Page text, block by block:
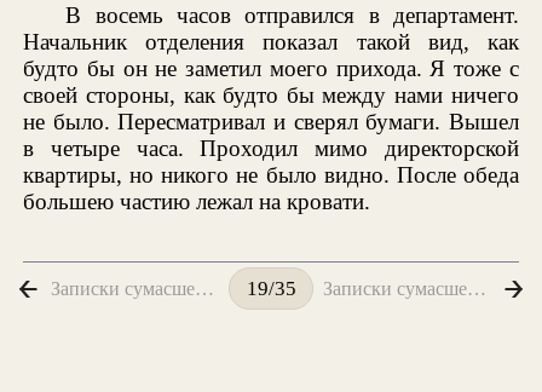
В восемь часов отправился в департамент.
Начальник отделения показал такой вид, как
будто бы он не заметил моего прихода. Я тоже с
своей стороны, как будто бы между нами ничего
не было. Пересматривал и сверял бумаги. Вышел
в четыре часа. Проходил мимо директорской
квартиры, но никого не было видно. После обеда
большею частию лежал на кровати.
Записки сумасшедшего. Ноября 8 19/35 Записки сумасшедшего. Ноября 11